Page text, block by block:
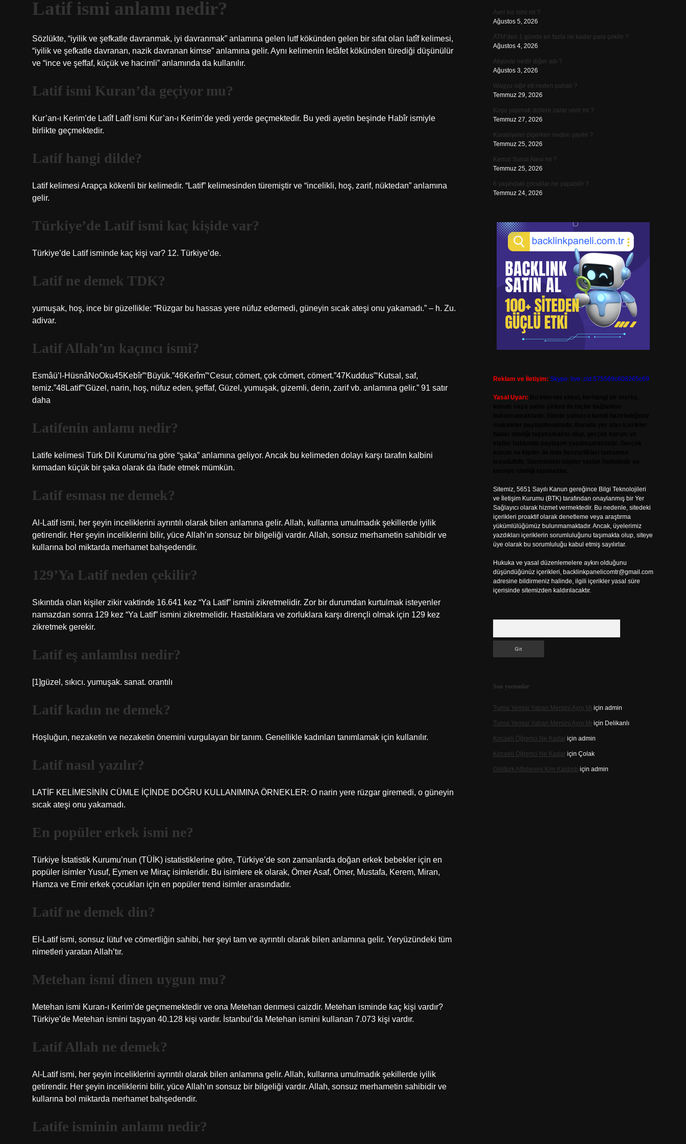
Latif ismi anlamı nedir?
Sözlükte, “iyilik ve şefkatle davranmak, iyi davranmak” anlamına gelen lutf kökünden gelen bir sıfat olan latîf kelimesi,
“iyilik ve şefkatle davranan, nazik davranan kimse” anlamına gelir. Aynı kelimenin letâfet kökünden türediği düşünülür
ve “ince ve şeffaf, küçük ve hacimli” anlamında da kullanılır.
Latif ismi Kuran’da geçiyor mu?
Kur’an-ı Kerim’de Latîf Latîf ismi Kur’an-ı Kerim’de yedi yerde geçmektedir. Bu yedi ayetin beşinde Habîr ismiyle
birlikte geçmektedir.
Latif hangi dilde?
Latif kelimesi Arapça kökenli bir kelimedir. “Latif” kelimesinden türemiştir ve “incelikli, hoş, zarif, nüktedan” anlamına
gelir.
Türkiye’de Latif ismi kaç kişide var?
Türkiye’de Latif isminde kaç kişi var? 12. Türkiye’de.
Latif ne demek TDK?
yumuşak, hoş, ince bir güzellikle: “Rüzgar bu hassas yere nüfuz edemedi, güneyin sıcak ateşi onu yakamadı.” – h. Zu.
adivar.
Latif Allah’ın kaçıncı ismi?
Esmâü’l-HüsnâNoOku45Kebîr”‘Büyük.”46Kerîm”‘Cesur, cömert, çok cömert, cömert.”47Kuddus”‘Kutsal, saf,
temiz.”48Latif”‘Güzel, narin, hoş, nüfuz eden, şeffaf, Güzel, yumuşak, gizemli, derin, zarif vb. anlamına gelir.” 91 satır
daha
Latifenin anlamı nedir?
Latife kelimesi Türk Dil Kurumu’na göre “şaka” anlamına geliyor. Ancak bu kelimeden dolayı karşı tarafın kalbini
kırmadan küçük bir şaka olarak da ifade etmek mümkün.
Latif esması ne demek?
Al-Latif ismi, her şeyin inceliklerini ayrıntılı olarak bilen anlamına gelir. Allah, kullarına umulmadık şekillerde iyilik
getirendir. Her şeyin inceliklerini bilir, yüce Allah’ın sonsuz bir bilgeliği vardır. Allah, sonsuz merhametin sahibidir ve
kullarına bol miktarda merhamet bahşedendir.
129’Ya Latif neden çekilir?
Sıkıntıda olan kişiler zikir vaktinde 16.641 kez “Ya Latif” ismini zikretmelidir. Zor bir durumdan kurtulmak isteyenler
namazdan sonra 129 kez “Ya Latif” ismini zikretmelidir. Hastalıklara ve zorluklara karşı dirençli olmak için 129 kez
zikretmek gerekir.
Latif eş anlamlısı nedir?
[1]güzel, sıkıcı. yumuşak. sanat. orantılı
Latif kadın ne demek?
Hoşluğun, nezaketin ve nezaketin önemini vurgulayan bir tanım. Genellikle kadınları tanımlamak için kullanılır.
Latif nasıl yazılır?
LATİF KELİMESİNİN CÜMLE İÇİNDE DOĞRU KULLANIMINA ÖRNEKLER: O narin yere rüzgar giremedi, o güneyin
sıcak ateşi onu yakamadı.
En popüler erkek ismi ne?
Türkiye İstatistik Kurumu’nun (TÜİK) istatistiklerine göre, Türkiye’de son zamanlarda doğan erkek bebekler için en
popüler isimler Yusuf, Eymen ve Miraç isimleridir. Bu isimlere ek olarak, Ömer Asaf, Ömer, Mustafa, Kerem, Miran,
Hamza ve Emir erkek çocukları için en popüler trend isimler arasındadır.
Latif ne demek din?
El-Latif ismi, sonsuz lütuf ve cömertliğin sahibi, her şeyi tam ve ayrıntılı olarak bilen anlamına gelir. Yeryüzündeki tüm
nimetleri yaratan Allah’tır.
Metehan ismi dinen uygun mu?
Metehan ismi Kuran-ı Kerim’de geçmemektedir ve ona Metehan denmesi caizdir. Metehan isminde kaç kişi vardır?
Türkiye’de Metehan ismini taşıyan 40.128 kişi vardır. İstanbul’da Metehan ismini kullanan 7.073 kişi vardır.
Latif Allah ne demek?
Al-Latif ismi, her şeyin inceliklerini ayrıntılı olarak bilen anlamına gelir. Allah, kullarına umulmadık şekillerde iyilik
getirendir. Her şeyin inceliklerini bilir, yüce Allah’ın sonsuz bir bilgeliği vardır. Allah, sonsuz merhametin sahibidir ve
kullarına bol miktarda merhamet bahşedendir.
Latife isminin anlamı nedir?
Avni kız ismi mi ?
Ağustos 5, 2026
ATM’den 1 günde en fazla ne kadar para çekilir ?
Ağustos 4, 2026
Akyuvar nedir diğer adı ?
Ağustos 3, 2026
Wagyu sığır eti neden pahalı ?
Temmuz 29, 2026
Koşu yapmak dizlere zarar verir mi ?
Temmuz 27, 2026
Kurabiyeler pişerken neden yayılır ?
Temmuz 25, 2026
Kemal Sunal Alevi mi ?
Temmuz 25, 2026
6 yaşındaki çocuklar ne yapabilir ?
Temmuz 24, 2026
Reklam ve İletişim: Skype: live:.cid.575569c608265c69
Yasal Uyarı:
Sitemiz, 5651 Sayılı Kanun gereğince Bilgi Teknolojileri
ve İletişim Kurumu (BTK) tarafından onaylanmış bir Yer
Sağlayıcı olarak hizmet vermektedir. Bu nedenle, sitedeki
içerikleri proaktif olarak denetleme veya araştırma
yükümlülüğümüz bulunmamaktadır. Ancak, üyelerimiz
yazdıkları içeriklerin sorumluluğunu taşımakta olup, siteye
üye olarak bu sorumluluğu kabul etmiş sayılırlar.
Hukuka ve yasal düzenlemelere aykırı olduğunu
düşündüğünüz içerikleri, backlinkpanelicomtr@gmail.com
adresine bildirmeniz halinde, ilgili içerikler yasal süre
içerisinde sitemizden kaldırılacaktır.
Son yorumlar
Turna Yemisi Yaban Mersini Aynı Mı için admin
Turna Yemisi Yaban Mersini Aynı Mı için Delikanlı
Kocaeli Öğrenci Ne Kadariçin admin
Kocaeli Öğrenci Ne Kadariçin Çolak
Göktürk Alfabesini Kim Kaldırdı için admin